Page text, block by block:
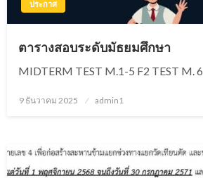
ประกาศ
ตารางสอบระดับมัธยมศึกษา
MIDTERM TEST M.1-5 F2 TEST M. 6
Posted
9 ธันวาคม 2025 admin1